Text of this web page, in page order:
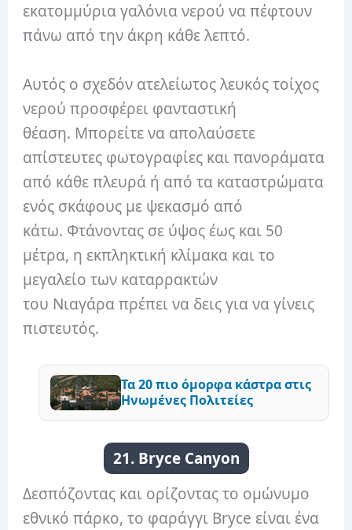
εκατομμύρια γαλόνια νερού να πέφτουν
πάνω από την άκρη κάθε λεπτό.
Αυτός ο σχεδόν ατελείωτος λευκός τοίχος
νερού προσφέρει φανταστική
θέαση. Μπορείτε να απολαύσετε
απίστευτες φωτογραφίες και πανοράματα
από κάθε πλευρά ή από τα καταστρώματα
ενός σκάφους με ψεκασμό από
κάτω. Φτάνοντας σε ύψος έως και 50
μέτρα, η εκπληκτική κλίμακα και το
μεγαλείο των καταρρακτών
του Νιαγάρα πρέπει να δεις για να γίνεις
πιστευτός.
Τα 20 πιο όμορφα κάστρα στις
Ηνωμένες Πολιτείες
21. Bryce Canyon
Δεσπόζοντας και ορίζοντας το ομώνυμο
εθνικό πάρκο, το φαράγγι Bryce είναι ένα